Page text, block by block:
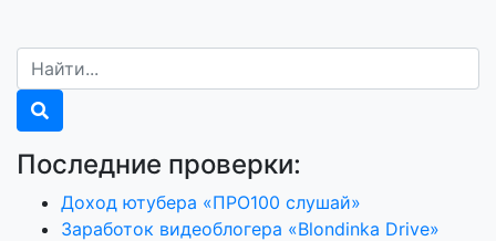
Последние проверки:
Доход ютубера «ПРО100 слушай»
Заработок видеоблогера «Blondinka Drive»